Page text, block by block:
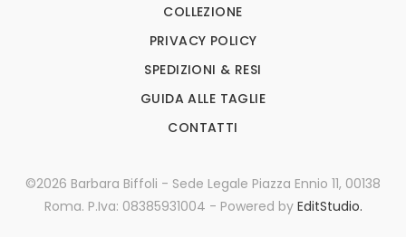
COLLEZIONE
PRIVACY POLICY
SPEDIZIONI & RESI
GUIDA ALLE TAGLIE
CONTATTI
©2026 Barbara Biffoli - Sede Legale Piazza Ennio 11, 00138
Roma. P.Iva: 08385931004 - Powered by EditStudio.